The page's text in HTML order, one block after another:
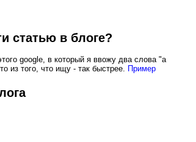
статью в блоге?
google, в который я ввожу два слова "а
из того, что ищу - так быстрее. Пример